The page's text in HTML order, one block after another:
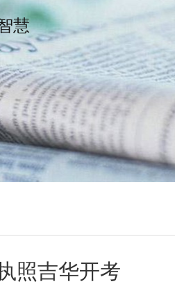
慧
照吉华开考